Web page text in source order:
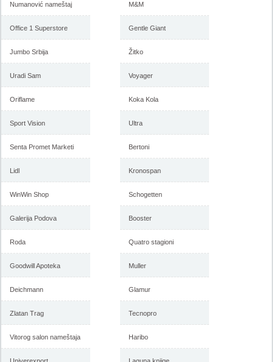
Numanović nameštaj
Office 1 Superstore
Jumbo Srbija
Uradi Sam
Oriflame
Sport Vision
Senta Promet Marketi
Lidl
WinWin Shop
Galerija Podova
Roda
Goodwill Apoteka
Deichmann
Zlatan Trag
Vitorog salon nameštaja
M&M
Gentle Giant
Žitko
Voyager
Koka Kola
Ultra
Bertoni
Kronospan
Schogetten
Booster
Quatro stagioni
Muller
Glamur
Tecnopro
Haribo